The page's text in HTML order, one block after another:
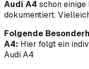
Audi A4 schon
dokumentiert.
Folgende
A4: Hier folgt ein
Audi A4